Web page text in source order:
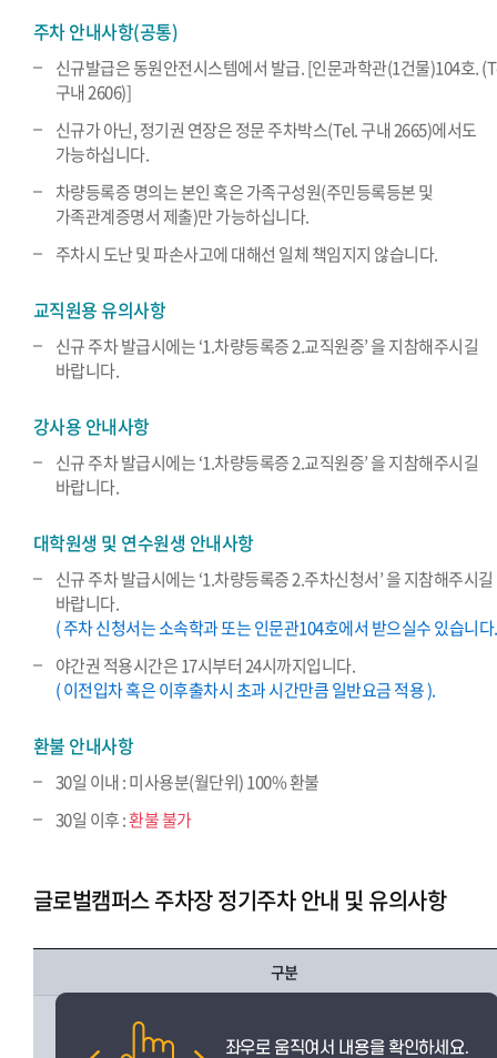
주차 안내사항(공통)
신규발급은 동원안전시스템에서 발급. [인문과학관(1건물)104호.
구내 2606)]
신규가 아닌, 정기권 연장은 정문 주차박스(Tel. 구내 2665)에서도
가능하십니다.
차량등록증 명의는 본인 혹은 가족구성원(주민등록등본 및
가족관계증명서 제출)만 가능하십니다.
주차시 도난 및 파손사고에 대해선 일체 책임지지 않습니다.
교직원용 유의사항
신규 주차 발급시에는 ‘1.차량등록증 2.교직원증’ 을 지참해주시길
바랍니다.
강사용 안내사항
신규 주차 발급시에는 ‘1.차량등록증 2.교직원증’ 을 지참해주시길
바랍니다.
대학원생 및 연수원생 안내사항
신규 주차 발급시에는 ‘1.차량등록증 2.주차신청서’ 을 지참해주시길
바랍니다.
( 주차 신청서는 소속학과 또는 인문관104호에서 받으실수 있습니
야간권 적용시간은 17시부터 24시까지입니다.
( 이전입차 혹은 이후출차시 초과 시간만큼 일반요금 적용 ).
환불 안내사항
30일 이내 : 미사용분(월단위) 100% 환불
30일 이후 :환불 불가
글로벌캠퍼스 주차장 정기주차 안내 및 유의사항
구분